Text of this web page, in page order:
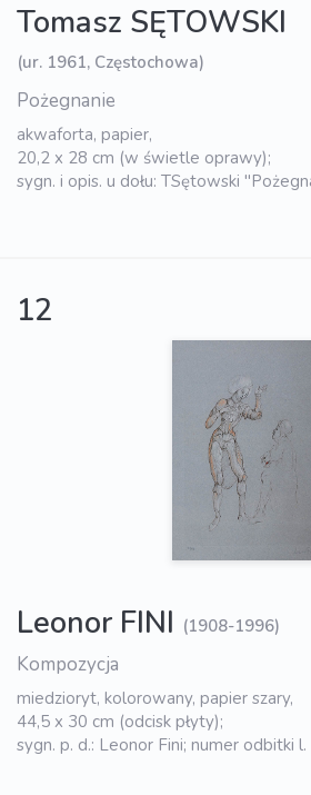
Tomasz SĘTOWSKI
(ur. 1961, Częstochowa)
Pożegnanie
akwaforta, papier,
20,2 x 28 cm (w świetle oprawy);
sygn. i opis. u dołu: TSętowski
12
Leonor FINI (1908-1996)
Kompozycja
miedzioryt, kolorowany, papier szary,
44,5 x 30 cm (odcisk płyty);
sygn. p. d.: Leonor Fini; numer odbitki